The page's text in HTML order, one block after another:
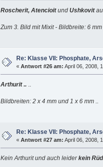
Roscherit, Atencioitund Ushkovit
Zum 3. Bild mit Mixit - Bildbreite: 6 mm
Re: Klasse VII: Phosphate,
« Antwort #26 am: April 06, 2008,
Arthurit ....
Bildbreiten: 2 x 4 mm und 1 x 6 mm ..
Re: Klasse VII: Phosphate,
« Antwort #27 am: April 06, 2008,
Kein Arthurit und auch leiderkein